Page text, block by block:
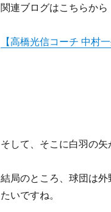
関連ブログはこちらから
【高橋光信コーチ 中村
そして、そこに白羽の矢
結局のところ、球団は
たいですね。